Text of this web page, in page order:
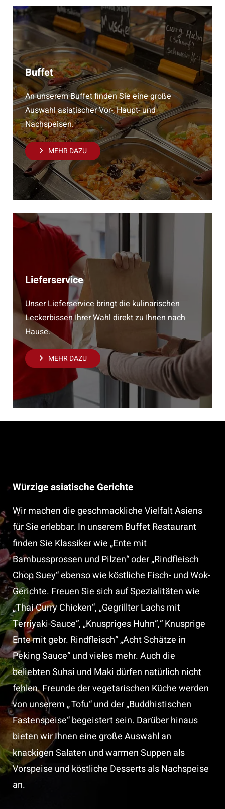
Buffet
An unserem Buffet finden Sie eine große
Auswahl asiatischer Vor-, Haupt- und
Nachspeisen.
MEHR DAZU
Lieferservice
Unser Lieferservice bringt die kulinarischen
Leckerbissen Ihrer Wahl direkt zu Ihnen nach
Hause.
MEHR DAZU
Würzige asiatische Gerichte
Wir machen die geschmackliche Vielfalt Asiens
für Sie erlebbar. In unserem Buffet Restaurant
finden Sie Klassiker wie „Ente mit
Bambussprossen und Pilzen“ oder „Rindfleisch
Chop Suey“ ebenso wie köstliche Fisch- und Wok-
Gerichte. Freuen Sie sich auf Spezialitäten wie
„Thai Curry Chicken“, „Gegrillter Lachs mit
Terriyaki-Sauce“, „Knuspriges Huhn“,“ Knusprige
Ente mit gebr. Rindfleisch“ „Acht Schätze in
Peking Sauce“ und vieles mehr. Auch die
beliebten Suhsi und Maki dürfen natürlich nicht
fehlen. Freunde der vegetarischen Küche werden
von unserem „ Tofu“ und der „Buddhistischen
Fastenspeise“ begeistert sein. Darüber hinaus
bieten wir Ihnen eine große Auswahl an
knackigen Salaten und warmen Suppen als
Vorspeise und köstliche Desserts als Nachspeise
an.